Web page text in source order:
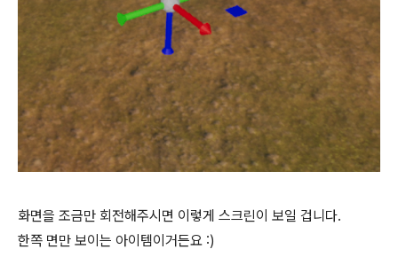
화면을 조금만 회전해주시면 이렇게 스크린이 보일 겁니다.
한쪽 면만 보이는 아이템이거든요 :)